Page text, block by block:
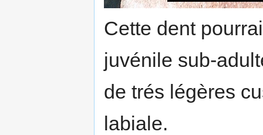
Cette dent
juvénile sub-
de trés légères
labiale.